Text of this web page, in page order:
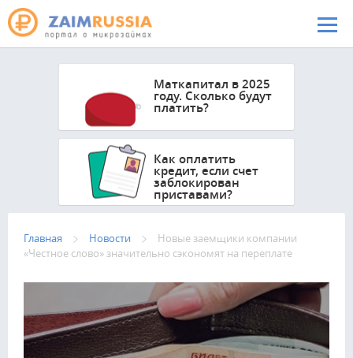
Перейти к основному содержанию
Маткапитал в 2025
году. Сколько будут
платить?
Как оплатить
кредит, если счет
заблокирован
приставами?
Главная Новости
Новые заемщики компании
«Честное слово» значительно сэкономят на переплате